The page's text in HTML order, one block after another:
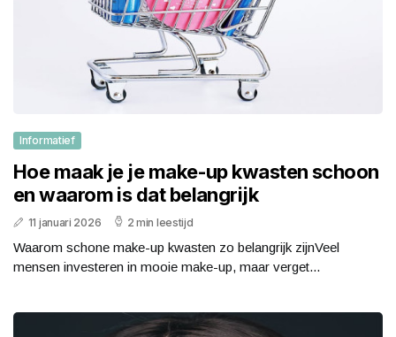
Informatief
Hoe maak je je make-up kwasten schoon
en waarom is dat belangrijk
11 januari 2026 2 min leestijd
Waarom schone make-up kwasten zo belangrijk zijnVeel
mensen investeren in mooie make-up, maar verget...